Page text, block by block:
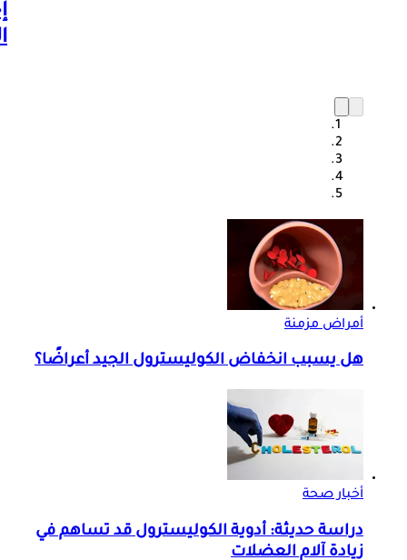
أمراض مزمنة
هل يسبب انخفاض الكوليسترول الجيد أعراضًا؟
أخبار صحة
دراسة حديثة: أدوية الكوليسترول قد تساهم في
زيادة آلام العضلات